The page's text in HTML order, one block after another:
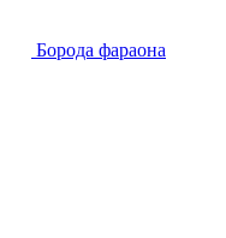
Борода фараона